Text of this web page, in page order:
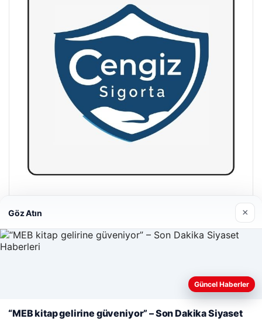
26/05/2026
Web sitemizi nasıl kullandığınızı daha iyi anlayabilmek,
kullanıyoruz.Çerez Politikamız
Göz Atın ×
Güncel Haberler
“MEB kitap gelirine güveniyor” – Son Dakika Siyaset